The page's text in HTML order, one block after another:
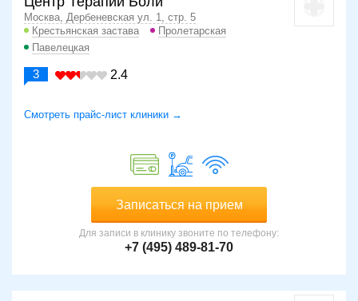
Москва, Дербеневская ул. 1, стр. 5
Крестьянская застава
Пролетарская
Павелецкая
3 2.4
Смотреть прайс-лист клиники →
Записаться на прием
Для записи в клинику звоните по телефону:
+7 (495) 489-81-70